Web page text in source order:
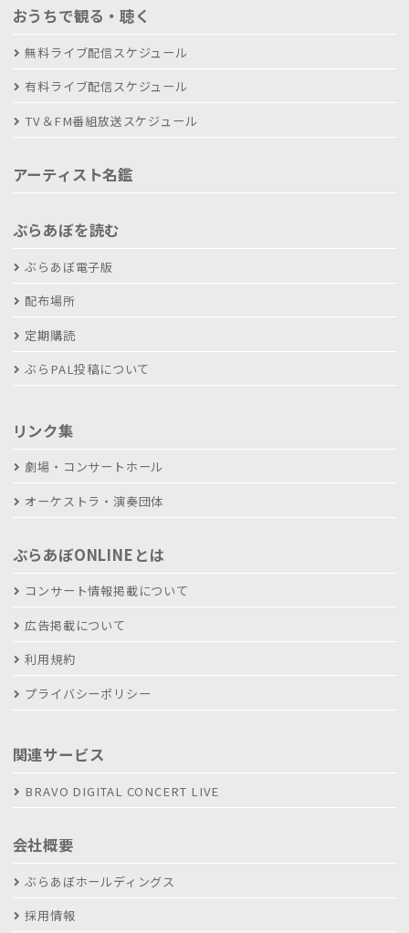
おうちで観る・聴く
無料ライブ配信スケジュール
有料ライブ配信スケジュール
TV＆FM番組放送スケジュール
アーティスト名鑑
ぶらあぼを読む
ぶらあぼ電子版
配布場所
定期購読
ぶらPAL投稿について
リンク集
劇場・コンサートホール
オーケストラ・演奏団体
ぶらあぼONLINEとは
コンサート情報掲載について
広告掲載について
利用規約
プライバシーポリシー
関連サービス
BRAVO DIGITAL CONCERT LIVE
会社概要
ぶらあぼホールディングス
採用情報